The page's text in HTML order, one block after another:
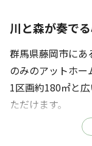
川と森が奏で
群馬県藤岡市にあ
のみのアットホー
1区画約180㎡と
ただけます。
自然との距離が